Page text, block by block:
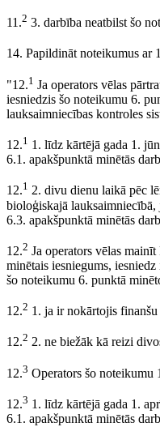
11.2 3. darbība neatbilst šo
14. Papildināt noteikumus ar
"12.1 Ja operators vēlas
iesniedzis šo noteikumu 6.
lauksaimniecības kontroles
12.1 1. līdz kārtējā gada 1.
6.1. apakšpunktā minētās
12.1 2. divu dienu laikā pēc
bioloģiskajā
6.3. apakšpunktā minētās
12.2 Ja operators vēlas
minētais iesniegums,
šo noteikumu 6. punktā
12.2 1. ja ir nokārtojis
12.2 2. ne biežāk kā reizi
12.3 Operators šo noteikumu
12.3 1. līdz kārtējā gada 1.
6.1. apakšpunktā minētās